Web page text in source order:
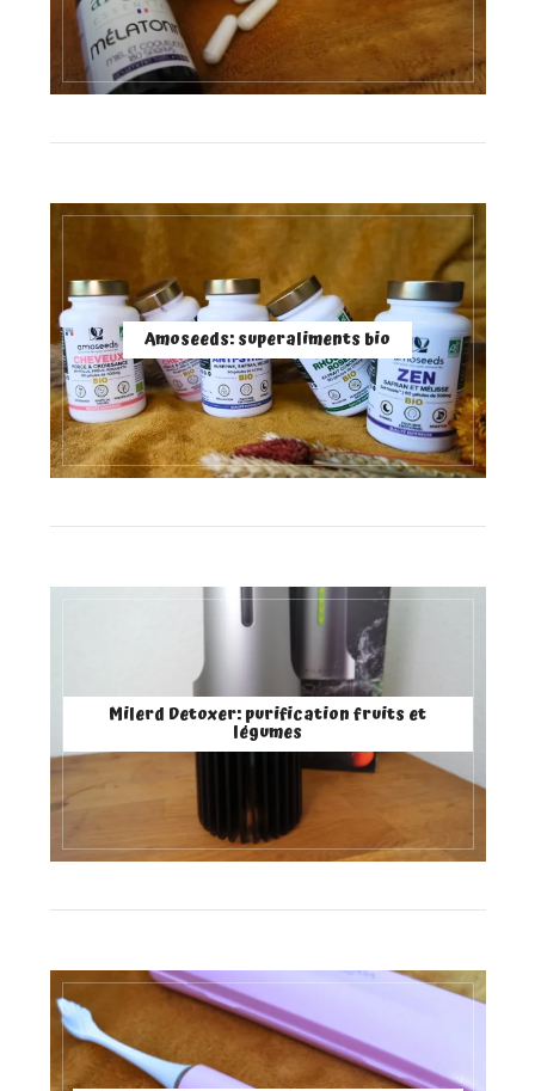
Amoseeds: superaliments bio
Milerd Detoxer: purification fruits et
légumes